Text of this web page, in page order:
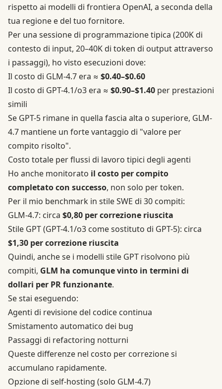
rispetto ai modelli di frontiera OpenAI, a seconda della
tua regione e del tuo fornitore.
Per una sessione di programmazione tipica (200K di
contesto di input, 20–40K di token di output attraverso
i passaggi), ho visto esecuzioni dove:
Il costo di GLM-4.7 era ≈ $0.40–$0.60
Il costo di GPT-4.1/o3 era ≈ $0.90–$1.40 per prestazioni
simili
Se GPT-5 rimane in quella fascia alta o superiore, GLM-
4.7 mantiene un forte vantaggio di "valore per
compito risolto".
Costo totale per flussi di lavoro tipici degli agenti
Ho anche monitorato il costo per compito
completato con successo, non solo per token.
Per il mio benchmark in stile SWE di 30 compiti:
GLM-4.7: circa $0,80 per correzione riuscita
Stile GPT (GPT-4.1/o3 come sostituto di GPT-5): circa
$1,30 per correzione riuscita
Quindi, anche se i modelli stile GPT risolvono più
compiti, GLM ha comunque vinto in termini di
dollari per PR funzionante.
Se stai eseguendo:
Agenti di revisione del codice continua
Smistamento automatico dei bug
Passaggi di refactoring notturni
Queste differenze nel costo per correzione si
accumulano rapidamente.
Opzione di self-hosting (solo GLM-4.7)